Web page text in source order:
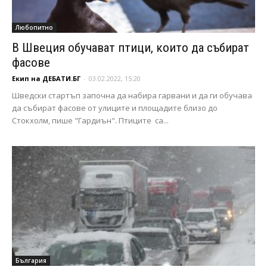
Любопитно
В Швеция обучават птици, които да събират
фасове
Екип на ДЕБАТИ.БГ - 03.02.2022, 15:20
Шведски стартъп започна да набира гарвани и да ги обучава
да събират фасове от улиците и площадите близо до
Стокхолм, пише "Гардиън". Птиците са...
България